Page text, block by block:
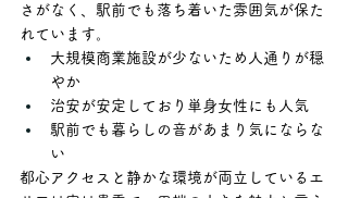
さがなく、駅前でも落ち着いた雰囲気が保た
れています。
大規模商業施設が少ないため人通りが穏
やか
治安が安定しており単身女性にも人気
駅前でも暮らしの音があまり気にならな
い
都心アクセスと静かな環境が両立しているエ